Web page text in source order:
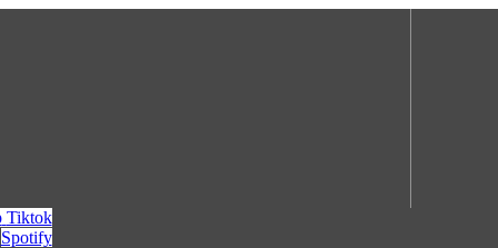
Tiktok
Spotify